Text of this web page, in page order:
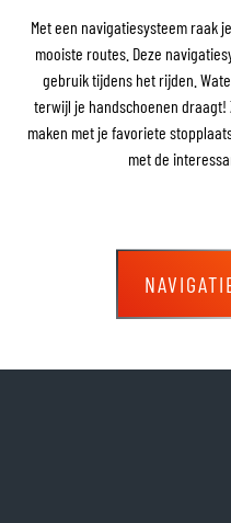
Met een navigatiesysteem raak
mooiste routes. Deze
gebruik tijdens het rijden.
terwijl je handschoenen
maken met je favoriete
met de